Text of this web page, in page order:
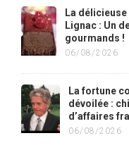
La
Lignac : Un
gourmands !
06/08/2026
La fortune
dévoilée :
d’affaires
06/08/2026